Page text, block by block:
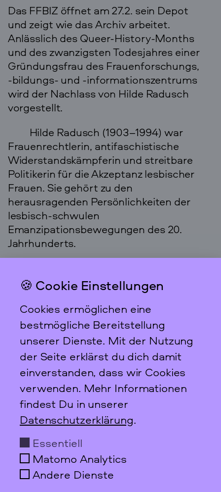
Das FFBIZ öffnet am 27.2. sein Depot
und zeigt wie das Archiv arbeitet.
Anlässlich des Queer-History-Months
und des zwanzigsten Todesjahres einer
Gründungsfrau des Frauenforschungs,
-bildungs- und -informationszentrums
wird der Nachlass von Hilde Radusch
vorgestellt.
Hilde Radusch (1903–1994) war
Frauenrechtlerin, antifaschistische
Widerstandskämpferin und streitbare
Politikerin für die Akzeptanz lesbischer
Frauen. Sie gehört zu den
herausragenden Persönlichkeiten der
lesbisch-schwulen
Emanzipationsbewegungen des 20.
Jahrhunderts.
Das feministische
Newsletter
Scharnweberstraße 31
10247 Berlin
+49 30 95 61 26 78
info@ffbiz.de
Öffnungszeiten
Do + Fr
10–17 Uhr
nur nach Anmeldung!
🍪 Cookie Einstellungen
Cookies ermöglichen eine
bestmögliche Bereitstellung
unserer Dienste. Mit der Nutzung
der Seite erklärst du dich damit
einverstanden, dass wir Cookies
verwenden. Mehr Informationen
findest Du in unserer
Datenschutzerklärung.
Essentiell
Matomo Analytics
Andere Dienste